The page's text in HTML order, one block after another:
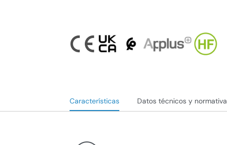
Características Datos técnicos y normativa